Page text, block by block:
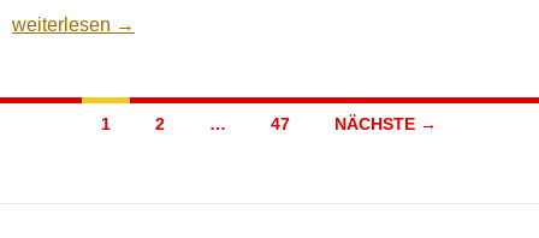
Fronleichnam
weiterlesen →
Beitragsnavigation
1 2 … 47 NÄCHSTE →